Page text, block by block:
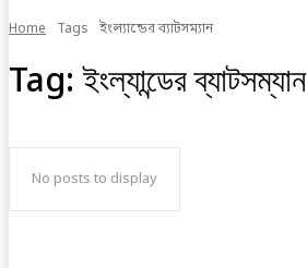
Home Tags ইংল্যান্ডের ব্যাটসম্যান
Tag:ইংল্যান্ডের ব্যাটসম্যান
No posts to display